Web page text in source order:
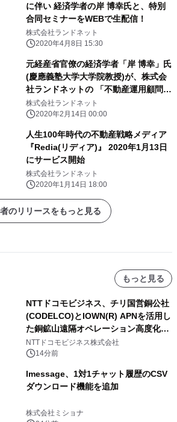
に伴い 経済学者の岸 博幸氏と、特別
合同セミナーをWEBで生配信！
株式会社ランドネット
2020年4月8日 15:30
元経産省官僚の経済学者「岸 博幸」氏
(慶應義塾大学大学院教授)が、株式会
社ランドネットの 「不動産運用顧問
(Private Realtor)アドバイザー」に
2020年2月14日就任
株式会社ランドネット
2020年2月14日 00:00
人生100年時代の不動産戦略メディア
『Redia(リディア)』 2020年1月13日
にサービス開始
株式会社ランドネット
2020年1月14日 18:00
のリリースをもっと見る
もっと見る
NTTドコモビジネス、チリ国営銅公社
(CODELCO)とIOWN(R) APNを活用し
た銅鉱山遠隔オペレーション高度化に
向けた調査・実証を開始
NTTドコモビジネス株式会社
14分前
lmessage、1対1チャット履歴のCSV
ダウンロード機能を追加
株式会社ミショナ